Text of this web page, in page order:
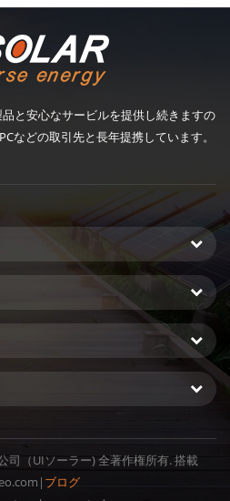
と安心なサービルを提供し続きますの
などの取引先と長年提携しています。
司（UIソーラー) 全著作権所有. 搭載
| ブログ